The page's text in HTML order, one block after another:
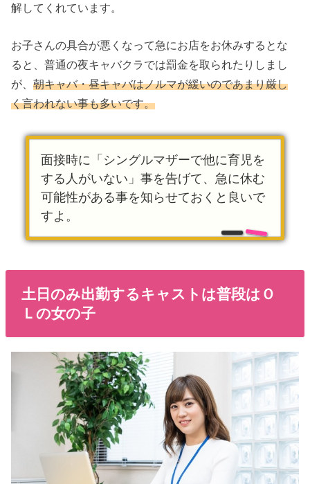
解してくれています。
お子さんの具合が悪くなって急にお店をお休みするとな
ると、普通の夜キャバクラでは罰金を取られたりしまし
が、朝キャバ・昼キャバはノルマが緩いのであまり厳し
く言われない事も多いです。
面接時に「シングルマザーで他に育児を
する人がいない」事を告げて、急に休む
可能性がある事を知らせておくと良いで
すよ。
土日のみ出勤するキャストは普段はＯ
Ｌの女の子